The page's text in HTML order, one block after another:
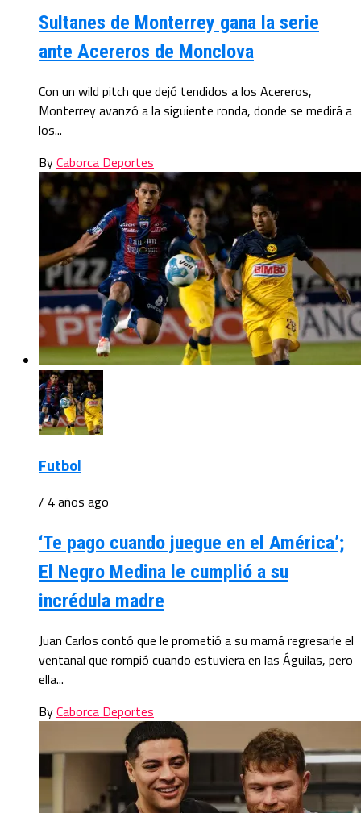
Sultanes de Monterrey gana la serie
ante Acereros de Monclova
Con un wild pitch que dejó tendidos a los Acereros,
Monterrey avanzó a la siguiente ronda, donde se medirá a
los...
ByCaborca Deportes
Futbol
/ 4 años ago
‘Te pago cuando juegue en el América’;
El Negro Medina le cumplió a su
incrédula madre
Juan Carlos contó que le prometió a su mamá regresarle el
ventanal que rompió cuando estuviera en las Águilas, pero
ella...
ByCaborca Deportes